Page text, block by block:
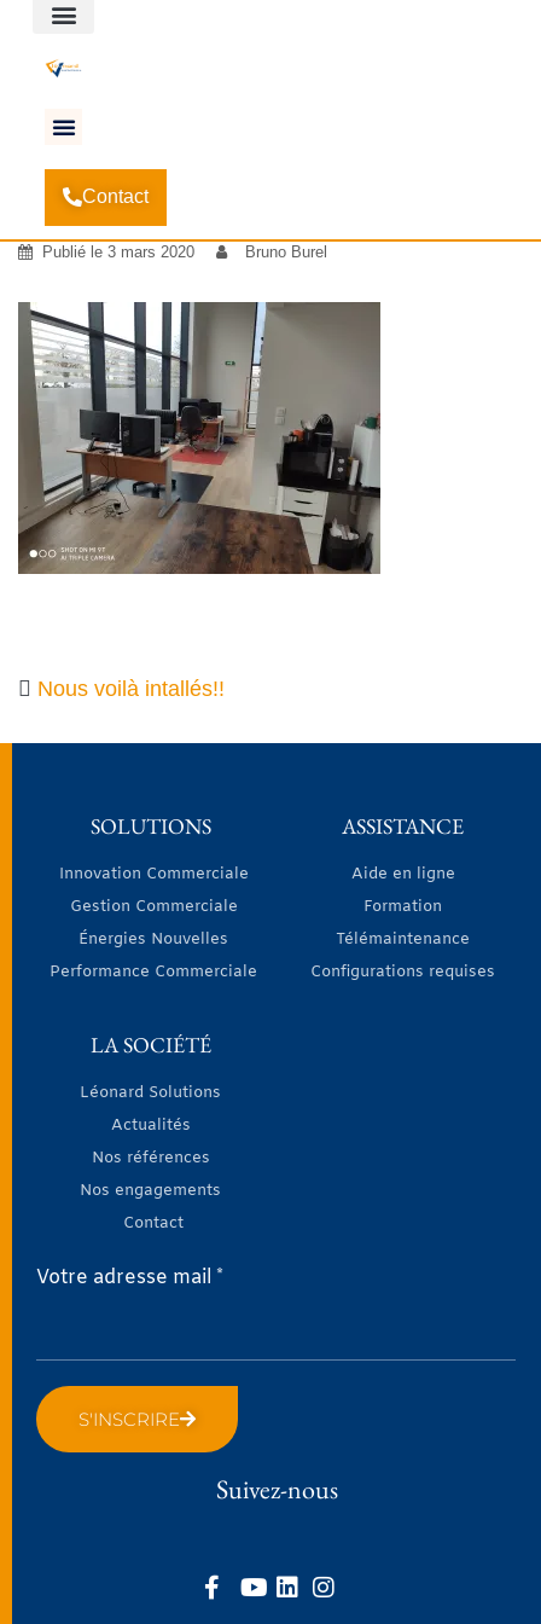
Contact
Accueil-Nous voilà intallés!!
IMG_20200228_163525
Publié le 3 mars 2020 Bruno Burel
Nous voilà intallés!!
SOLUTIONS
Innovation Commerciale
Gestion Commerciale
Énergies Nouvelles
Performance Commerciale
ASSISTANCE
Aide en ligne
Formation
Télémaintenance
Configurations requises
LA SOCIÉTÉ
Léonard Solutions
Actualités
Nos références
Nos engagements
Contact
Votre adresse mail *
S'INSCRIRE
Suivez-nous